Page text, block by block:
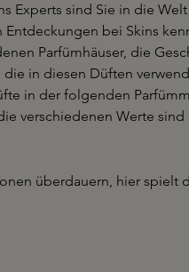
Experts sind Sie in die
bei Skins
Parfümhäuser, die
in diesen Düften
in der folgenden
verschiedenen Werte
überdauern, hier spielt